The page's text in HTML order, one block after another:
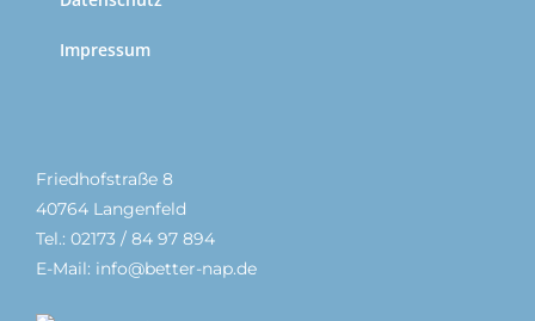
Impressum
Friedhofstraße 8
40764 Langenfeld
Tel.: 02173 / 84 97 894
E-Mail: info@better-nap.de